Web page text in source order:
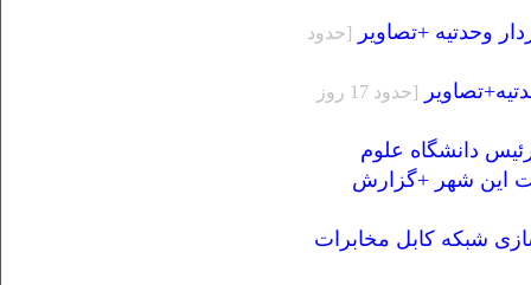
وحدتیه +تصاویر [حدود
[حدود 17 روز
دانشگاه علوم
این شهر +گزارش
شبکه کابل مخابرات